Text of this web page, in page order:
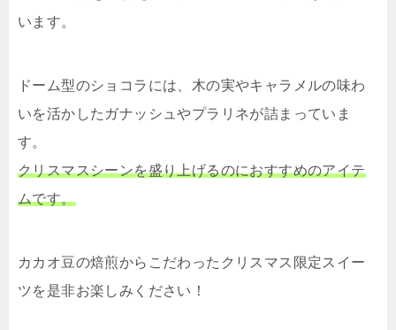
います。
ドーム型のショコラには、木の実やキャラメルの味わ
いを活かしたガナッシュやプラリネが詰まっていま
す。
クリスマスシーンを盛り上げるのにおすすめのアイテ
ムです。
カカオ豆の焙煎からこだわったクリスマス限定スイー
ツを是非お楽しみください！